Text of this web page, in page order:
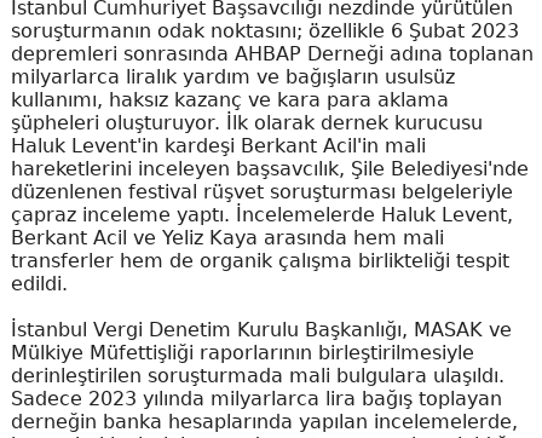
İstanbul Cumhuriyet Başsavcılığı nezdinde yürütülen
soruşturmanın odak noktasını; özellikle 6 Şubat 2023
depremleri sonrasında AHBAP Derneği adına toplanan
milyarlarca liralık yardım ve bağışların usulsüz
kullanımı, haksız kazanç ve kara para aklama
şüpheleri oluşturuyor. İlk olarak dernek kurucusu
Haluk Levent'in kardeşi Berkant Acil'in mali
hareketlerini inceleyen başsavcılık, Şile Belediyesi'nde
düzenlenen festival rüşvet soruşturması belgeleriyle
çapraz inceleme yaptı. İncelemelerde Haluk Levent,
Berkant Acil ve Yeliz Kaya arasında hem mali
transferler hem de organik çalışma birlikteliği tespit
edildi.
İstanbul Vergi Denetim Kurulu Başkanlığı, MASAK ve
Mülkiye Müfettişliği raporlarının birleştirilmesiyle
derinleştirilen soruşturmada mali bulgulara ulaşıldı.
Sadece 2023 yılında milyarlarca lira bağış toplayan
derneğin banka hesaplarında yapılan incelemelerde,